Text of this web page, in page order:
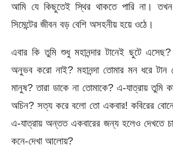
আমি যে কিছুতেই স্থির থাকতে পারি না।
সিমেন্টের জীবন বড় বেশি অসহনীয় হয়ে ওঠে।
এবার কি তুমি শুধু মহানন্দার টানেই ছুটে
অনুভব করো নাই? মহানন্দা তোমার মন ধরে টান
মানুষ? তারা ডাকে না তোমাকে? এ-যাত্রায় তুমি
অচিন? সত্য করে বলো তো একবার! কবিরের
এ-যাত্রায় অন্তত একবারের জন্য হলেও দেখতে
কনে-দেখা আলোয়?